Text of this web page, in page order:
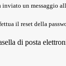
inviato un messaggio
il reset della
di posta